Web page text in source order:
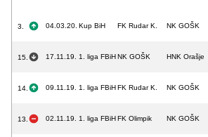
3. 04.03.20. Kup BiH FK Rudar K. NK GOŠK
15. 17.11.19. 1. liga FBiHNK GOŠK HNK Orašje
14. 09.11.19. 1. liga FBiHFK Rudar K. NK GOŠK
13. 02.11.19. 1. liga FBiHFK Olimpik NK GOŠK